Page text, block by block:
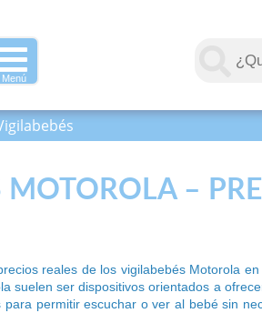
Menú
MOTOROLA –
reales de los vigilabebés Motorola
suelen ser dispositivos orientados a
permitir escuchar o ver al bebé sin